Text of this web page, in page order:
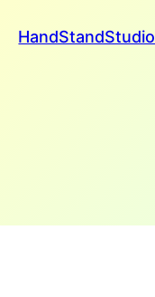
HandStandStudio